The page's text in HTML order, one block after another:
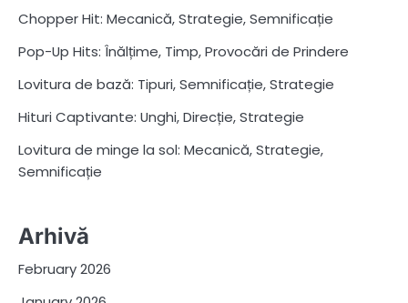
Chopper Hit: Mecanică, Strategie, Semnificație
Pop-Up Hits: Înălțime, Timp, Provocări de Prindere
Lovitura de bază: Tipuri, Semnificație, Strategie
Hituri Captivante: Unghi, Direcție, Strategie
Lovitura de minge la sol: Mecanică, Strategie,
Semnificație
Arhivă
February 2026